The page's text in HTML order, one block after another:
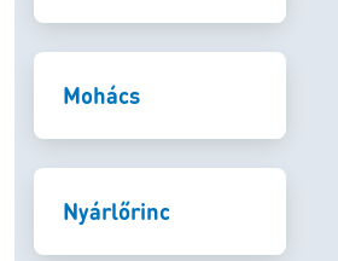
Mohács
Nyárlőrinc